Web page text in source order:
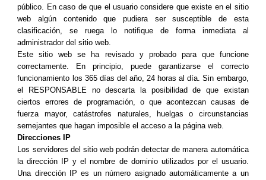
público. En caso de que el usuario considere que existe en el sitio
web algún contenido que pudiera ser susceptible de esta
clasificación, se ruega lo notifique de forma inmediata al
administrador del sitio web.
Este sitio web se ha revisado y probado para que funcione
correctamente. En principio, puede garantizarse el correcto
funcionamiento los 365 días del año, 24 horas al día. Sin embargo,
el RESPONSABLE no descarta la posibilidad de que existan
ciertos errores de programación, o que acontezcan causas de
fuerza mayor, catástrofes naturales, huelgas o circunstancias
semejantes que hagan imposible el acceso a la página web.
Direcciones IP
Los servidores del sitio web podrán detectar de manera automática
la dirección IP y el nombre de dominio utilizados por el usuario.
Una dirección IP es un número asignado automáticamente a un